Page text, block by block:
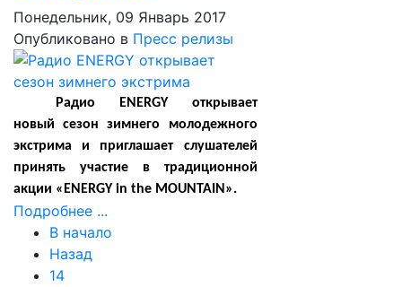
Понедельник, 09 Январь 2017
Опубликовано в Пресс релизы
Радио ENERGY открывает
новый сезон зимнего молодежного
экстрима и приглашает слушателей
принять участие в традиционной
акции « ENERGY in the MOUNTAIN ».
Подробнее ...
В начало
Назад
14